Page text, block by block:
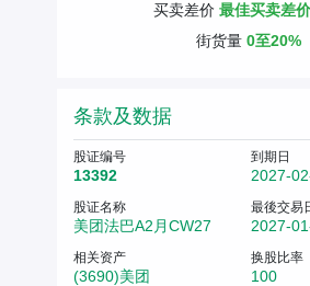
买卖差价 最佳买卖差
街货量 0至20%
条款及数据
股证编号
13392
到期日
2027-
股证名称
美团法巴A2月CW27
最後交易
2027-
相关资产
(3690)美团
换股比率
100